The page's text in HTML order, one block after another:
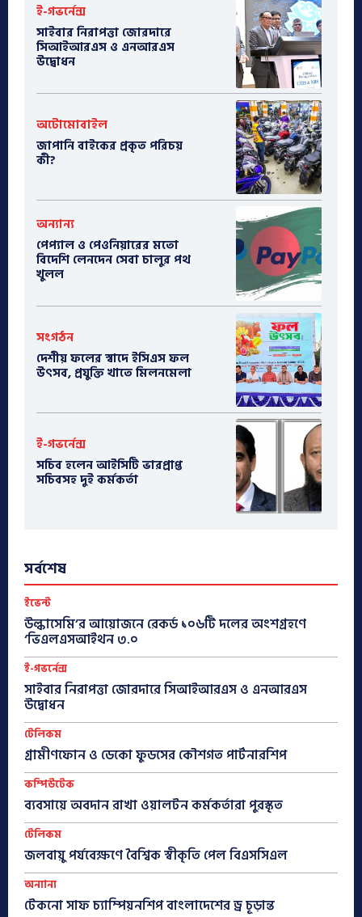
ই-গভর্নেন্স
সাইবার নিরাপত্তা জোরদারে
সিআইআরএস ও এনআরএস
উদ্বোধন
অটোমোবাইল
​জাপানি বাইকের প্রকৃত পরিচয়
কী?
অন্যান্য
পেপ্যাল ও পেওনিয়ারের মতো
বিদেশি লেনদেন সেবা চালুর পথ
খুলল
সংগঠন
দেশীয় ফলের স্বাদে ইসিএস ফল
উৎসব, প্রযুক্তি খাতে মিলনমেলা
ই-গভর্নেন্স
সচিব হলেন আইসিটি ভারপ্রাপ্ত
সচিবসহ দুই কর্মকর্তা
সর্বশেষ
ইভেন্ট
উল্কাসেমি’র আয়োজনে রেকর্ড ১০৬টি দলের অংশগ্রহণে
‘ভিএলএসআইথন ৩.০
ই-গভর্নেন্স
সাইবার নিরাপত্তা জোরদারে সিআইআরএস ও এনআরএস
উদ্বোধন
টেলিকম
গ্রামীণফোন ও ডেকো ফুডসের কৌশগত পার্টনারশিপ
কম্পিউটেক
ব্যবসায়ে অবদান রাখা ওয়ালটন কর্মকর্তারা পুরস্কৃত
টেলিকম
জলবায়ু পর্যবেক্ষণে বৈশ্বিক স্বীকৃতি পেল বিএসসিএল
অন্যান্য
টেকনো সাফ চ্যাম্পিয়নশিপ বাংলাদেশের ড্র চূড়ান্ত